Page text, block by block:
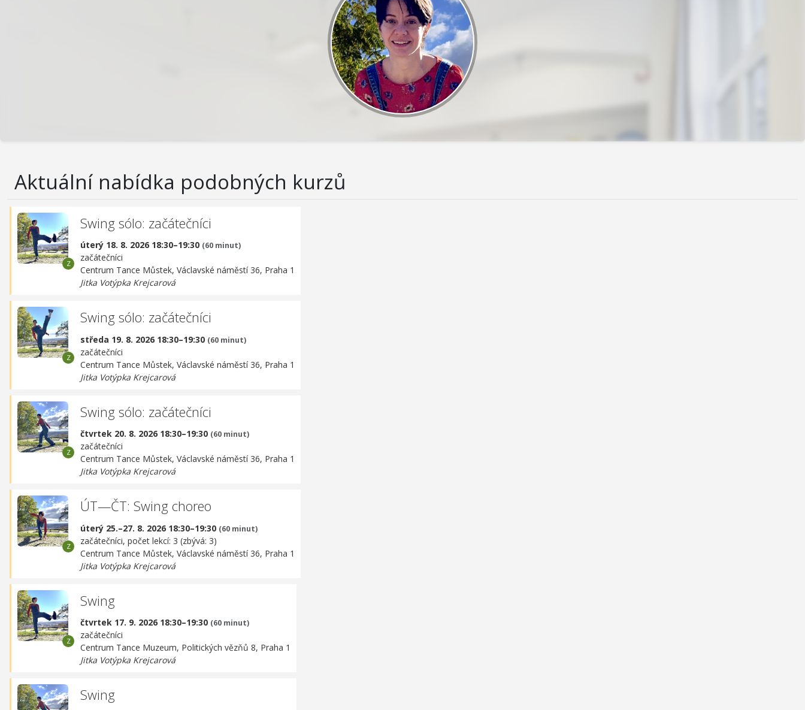
Aktuální nabídka podobných kurzů
Swing sólo: začátečníci
úterý 18. 8. 2026 18:30–19:30 (60 minut)
začátečníci
Centrum Tance Můstek, Václavské náměstí 36, Praha 1
Jitka Votýpka Krejcarová
Swing sólo: začátečníci
středa 19. 8. 2026 18:30–19:30 (60 minut)
začátečníci
Centrum Tance Můstek, Václavské náměstí 36, Praha 1
Jitka Votýpka Krejcarová
Swing sólo: začátečníci
čtvrtek 20. 8. 2026 18:30–19:30 (60 minut)
začátečníci
Centrum Tance Můstek, Václavské náměstí 36, Praha 1
Jitka Votýpka Krejcarová
ÚT—ČT: Swing choreo
úterý 25.–27. 8. 2026 18:30–19:30 (60 minut)
začátečníci, počet lekcí: 3 (zbývá: 3)
Centrum Tance Můstek, Václavské náměstí 36, Praha 1
Jitka Votýpka Krejcarová
Swing
čtvrtek 17. 9. 2026 18:30–19:30 (60 minut)
začátečníci
Centrum Tance Muzeum, Politických vězňů 8, Praha 1
Jitka Votýpka Krejcarová
Swing